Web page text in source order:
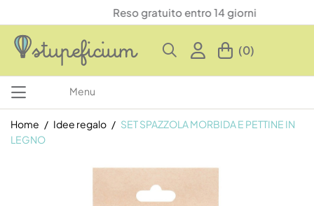
Reso gratuito entro 14 giorni
(0)
Menu
Home Idee regalo
SET SPAZZOLA MORBIDA E PETTINE IN
LEGNO